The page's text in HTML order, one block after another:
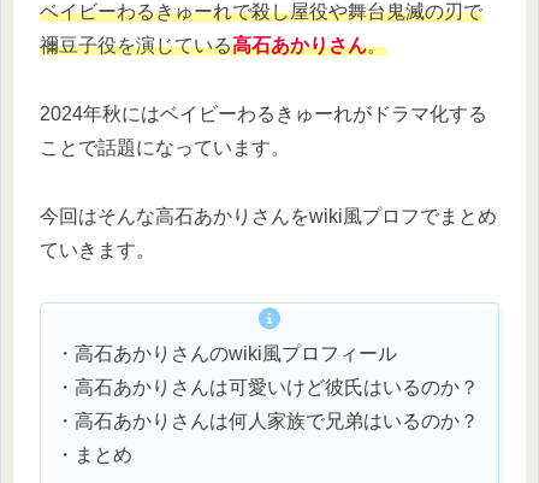
ベイビーわるきゅーれで殺し屋役や舞台鬼滅の刃で
禰󠄀豆子役を演じている高石あかりさん。
2024年秋にはベイビーわるきゅーれがドラマ化する
ことで話題になっています。
今回はそんな高石あかりさんをwiki風プロフでまとめ
ていきます。
・高石あかりさんのwiki風プロフィール
・高石あかりさんは可愛いけど彼氏はいるのか？
・高石あかりさんは何人家族で兄弟はいるのか？
・まとめ